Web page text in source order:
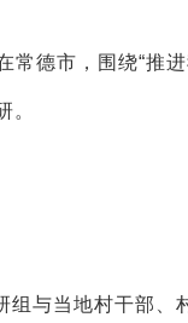
德市，围绕“推
。
组与当地村干部